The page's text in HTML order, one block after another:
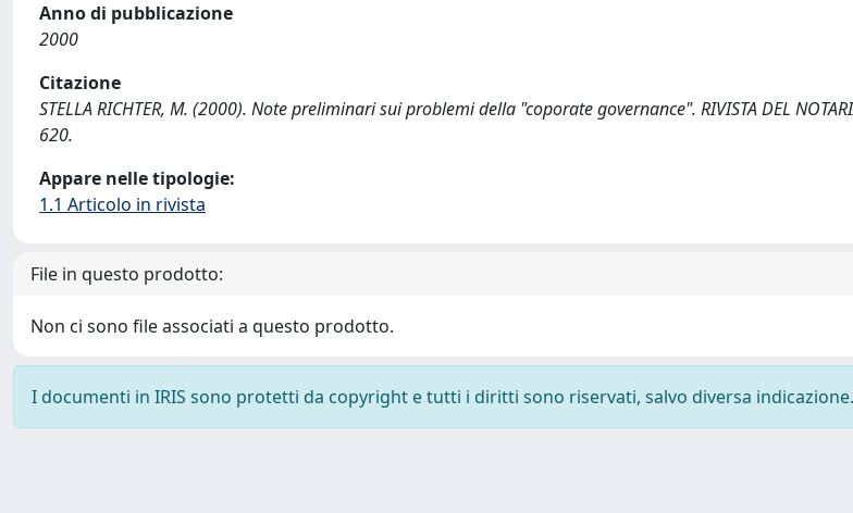
Anno di pubblicazione
2000
Citazione
STELLA RICHTER, M. (2000). Note preliminari sui problemi della "coporate governance". RIVISTA DEL
620.
Appare nelle tipologie:
1.1 Articolo in rivista
File in questo prodotto:
Non ci sono file associati a questo prodotto.
I documenti in IRIS sono protetti da copyright e tutti i diritti sono riservati, salvo diversa indicazione.